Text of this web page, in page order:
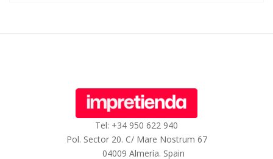
Tel: +34 950 622 940
Pol. Sector 20. C/ Mare Nostrum 67
04009 Almería. Spain